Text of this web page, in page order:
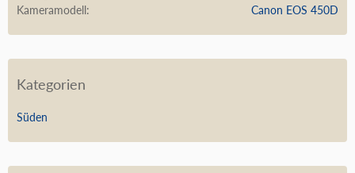
Kameramodell
Canon EOS 450D
Kategorien
Süden